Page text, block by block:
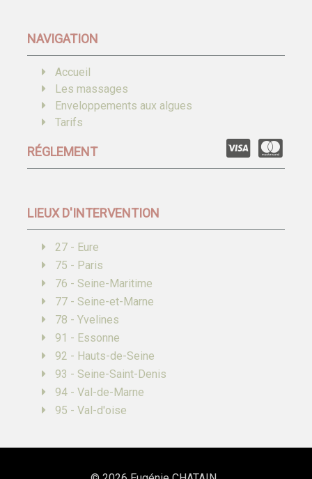
NAVIGATION
Accueil
Les massages
Enveloppements aux algues
Tarifs
RÉGLEMENT
LIEUX D'INTERVENTION
27 - Eure
75 - Paris
76 - Seine-Maritime
77 - Seine-et-Marne
78 - Yvelines
91 - Essonne
92 - Hauts-de-Seine
93 - Seine-Saint-Denis
94 - Val-de-Marne
95 - Val-d'oise